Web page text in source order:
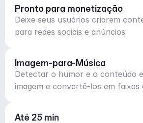
Pronto para monetização
Deixe seus usuários criarem
para redes sociais e anúncios
Imagem-para-Música
Detectar o humor e o conteúdo
imagem e convertê-los em faixas
Até 25 min